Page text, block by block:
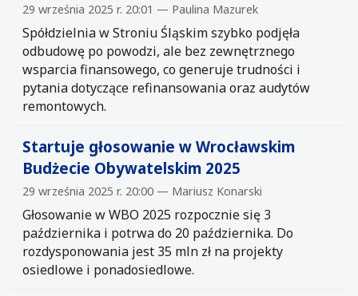
29 września 2025 r. 20:01 — Paulina Mazurek
Spółdzielnia w Stroniu Śląskim szybko podjęła
odbudowę po powodzi, ale bez zewnętrznego
wsparcia finansowego, co generuje trudności i
pytania dotyczące refinansowania oraz audytów
remontowych.
Startuje głosowanie w Wrocławskim
Budżecie Obywatelskim 2025
29 września 2025 r. 20:00 — Mariusz Konarski
Głosowanie w WBO 2025 rozpocznie się 3
października i potrwa do 20 października. Do
rozdysponowania jest 35 mln zł na projekty
osiedlowe i ponadosiedlowe.